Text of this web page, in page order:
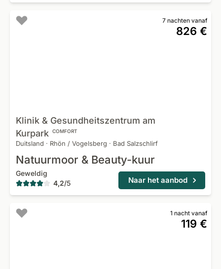
7 nachten vanaf
826 €
Klinik & Gesundheitszentrum am
Kurpark COMFORT
Duitsland · Rhön / Vogelsberg · Bad Salzschlirf
Natuurmoor & Beauty-kuur
Geweldig
4,2/5 Naar het aanbod
1 nacht vanaf
119 €